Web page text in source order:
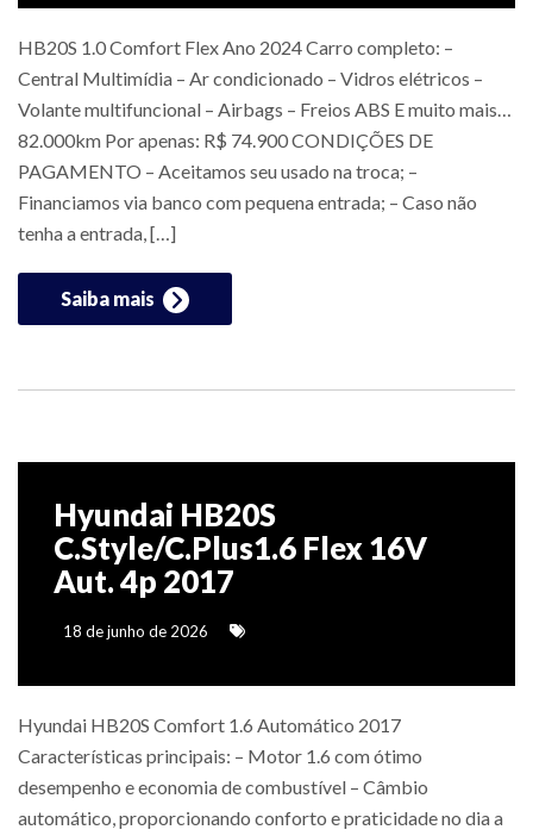
HB20S 1.0 Comfort Flex Ano 2024 Carro completo: –
Central Multimídia – Ar condicionado – Vidros elétricos –
Volante multifuncional – Airbags – Freios ABS E muito mais…
82.000km Por apenas: R$ 74.900 CONDIÇÕES DE
PAGAMENTO – Aceitamos seu usado na troca; –
Financiamos via banco com pequena entrada; – Caso não
tenha a entrada, […]
Saiba mais
Hyundai HB20S
C.Style/C.Plus1.6 Flex 16V
Aut. 4p 2017
18 de junho de 2026
Hyundai HB20S Comfort 1.6 Automático 2017
Características principais: – Motor 1.6 com ótimo
desempenho e economia de combustível – Câmbio
automático, proporcionando conforto e praticidade no dia a